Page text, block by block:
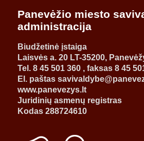
Panevėžio miesto
administracija
Biudžetinė įstaiga
Laisvės a. 20 LT-35200,
Tel. 8 45 501 360 , faksas 8 45
El. paštas
www.panevezys.lt
Juridinių asmenų registras
Kodas 288724610